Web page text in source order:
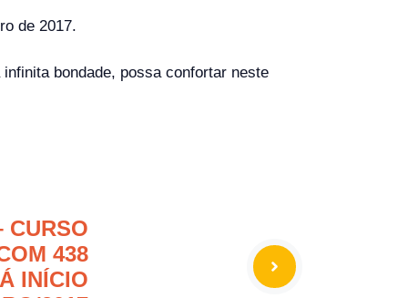
de 2017.
bondade, possa confortar neste
CURSO
438
INÍCIO